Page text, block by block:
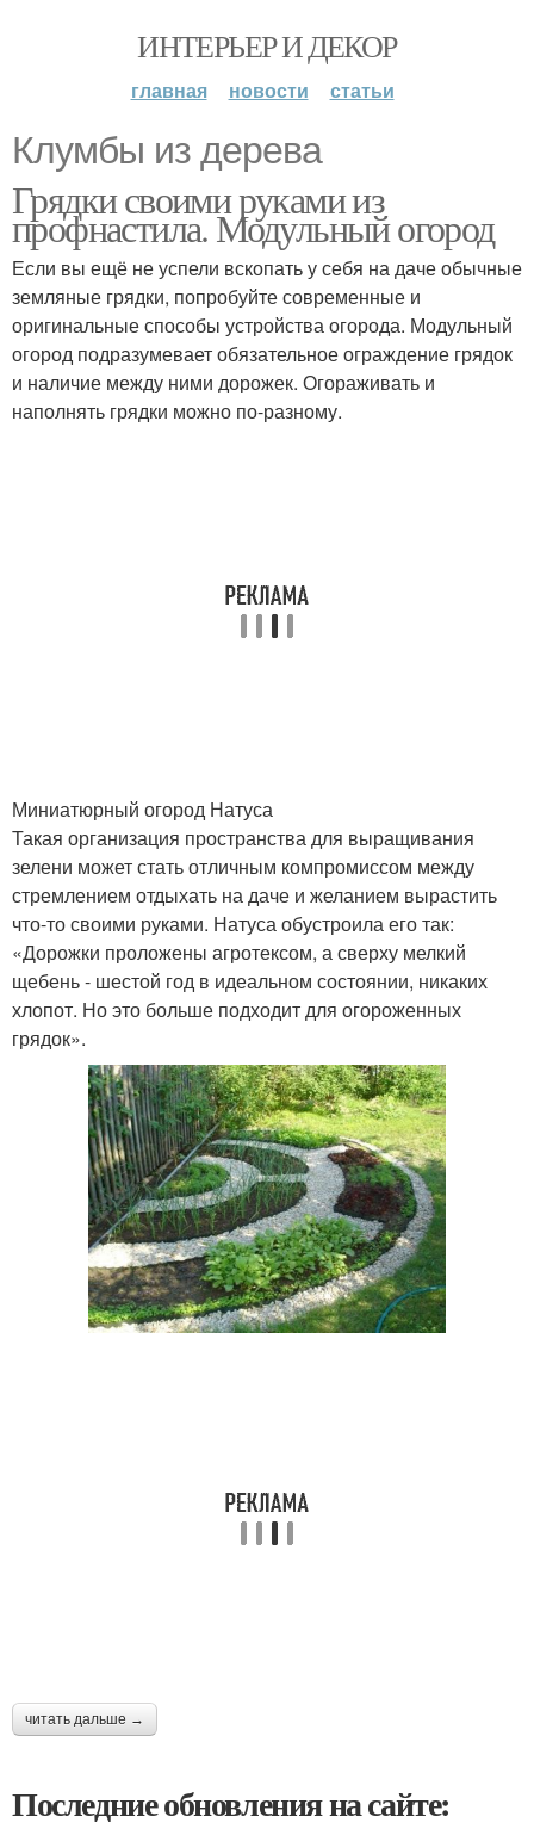
ИНТЕРЬЕР И ДЕКОР
главная новости статьи
Клумбы из дерева
Грядки своими руками из
профнастила. Модульный огород
Если вы ещё не успели вскопать у себя на даче обычные
земляные грядки, попробуйте современные и
оригинальные способы устройства огорода. Модульный
огород подразумевает обязательное ограждение грядок
и наличие между ними дорожек. Огораживать и
наполнять грядки можно по-разному.
Миниатюрный огород Натуса
Такая организация пространства для выращивания
зелени может стать отличным компромиссом между
стремлением отдыхать на даче и желанием вырастить
что-то своими руками. Натуса обустроила его так:
«Дорожки проложены агротексом, а сверху мелкий
щебень - шестой год в идеальном состоянии, никаких
хлопот. Но это больше подходит для огороженных
грядок».
читать дальше →
Последние обновления на сайте: